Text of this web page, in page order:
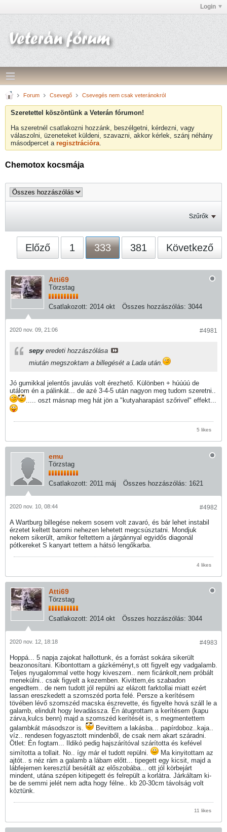
Login
Forum Csevegő Csevegés nem csak veteránokról
Szeretettel köszöntünk a Veterán fórumon!
Ha szeretnél csatlakozni hozzánk, beszélgetni, kérdezni, vagy
válaszolni, üzeneteket küldeni, szavazni, akkor kérlek, szánj néhány
másodpercet a regisztrációra.
Chemotox kocsmája
Szűrők
Előző 1 333 381 Következő
Atti69
Törzstag
Csatlakozott: 2014 okt Összes hozzászólás: 3044
#4981
2020 nov. 09, 21:06
sepy eredeti hozzászólása
miután megszoktam a billegését a Lada után.
Jó gumikkal jelentős javulás volt érezhető. Különben + húúúú de
utálom én a pálinkát... de azé 3-4-5 után nagyon meg tudom szeretni..
..... oszt másnap meg hát jön a "kutyaharapást szőrivel" effekt...
5 likes
emu
Törzstag
Csatlakozott: 2011 máj Összes hozzászólás: 1621
#4982
2020 nov. 10, 08:44
A Wartburg billegése nekem sosem volt zavaró, és bár lehet instabil
érzetet keltett baromi nehezen lehetett megcsúsztatni. Mondjuk
nekem sikerült, amikor feltettem a járgánnyal egyidős diagonál
pótkereket S kanyart tettem a hátsó lengőkarba.
4 likes
Atti69
Törzstag
Csatlakozott: 2014 okt Összes hozzászólás: 3044
#4983
2020 nov. 12, 18:18
Hoppá... 5 napja zajokat hallottunk, és a forrást sokára sikerült
beazonosítani. Kibontottam a gázkéményt,s ott figyelt egy vadgalamb.
Teljes nyugalommal vette hogy kiveszem.. nem ficánkolt,nem próbált
menekülni.. csak figyelt a kezemben. Kivittem,és szabadon
engedtem.. de nem tudott jól repülni az elázott farktollai miatt ezért
lassan ereszkedett a szomszéd porta felé. Persze a kerítésem
tövében lévő szomszéd macska észrevette, és figyelte hová száll le a
galamb, elindult hogy levadássza. Én átugrottam a kerítésem (kapu
zárva,kulcs benn) majd a szomszéd kerítését is, s megmentettem
galambkát másodszor is.
Bevittem a lakásba... papírdoboz..kaja..
víz.. rendesen fogyasztott mindenből, de csak nem akart száradni.
Ötlet: Én fogtam... Ildikó pedig hajszárítóval szárította és kefével
simította a tollait. No.. így már el tudott repülni.
Ma kinyitottam az
ajtót.. s néz rám a galamb a lábam előtt... tipegett egy kicsit, majd a
lábfejemen keresztül besétált az előszobába... ott jól körbejárt
mindent, utána szépen kitipegett és felrepült a korlátra. Járkáltam ki-
be de semmi jelét nem adta hogy félne.. kb 20-30cm távolság volt
köztünk.
11 likes